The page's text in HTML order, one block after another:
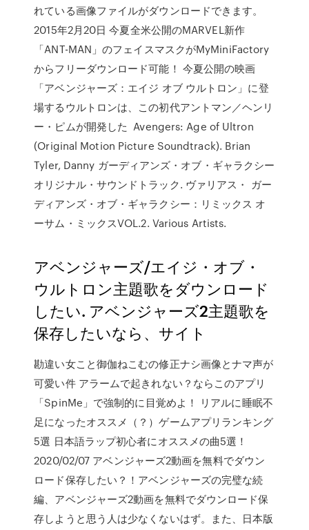
れている画像ファイルがダウンロードできます。
2015年2月20日 今夏全米公開のMARVEL新作
「ANT-MAN」のフェイスマスクがMyMiniFactory
からフリーダウンロード可能！ 今夏公開の映画
「アベンジャーズ：エイジ オブ ウルトロン」に登
場するウルトロンは、この初代アントマン／ヘンリ
ー・ピムが開発した Avengers: Age of Ultron
(Original Motion Picture Soundtrack). Brian
Tyler, Danny ガーディアンズ・オブ・ギャラクシー
オリジナル・サウンドトラック. ヴァリアス・ ガー
ディアンズ・オブ・ギャラクシー：リミックス オ
ーサム・ミックスVOL.2. Various Artists.
アベンジャーズ/エイジ・オブ・
ウルトロン主題歌をダウンロード
したい. アベンジャーズ2主題歌を
保存したいなら、サイト
勘違い女こと御伽ねこむの修正ナシ画像とナマ声が
可愛い件 アラームで起きれない？ならこのアプリ
「SpinMe」で強制的に目覚めよ！ リアルに睡眠不
足になったオススメ（？）ゲームアプリランキング
5選 日本語ラップ初心者にオススメの曲5選！
2020/02/07 アベンジャーズ2動画を無料でダウン
ロード保存したい？！アベンジャーズの完璧な続
編、アベンジャーズ2動画を無料でダウンロード保
存しようと思う人は少なくないはず。また、日本版